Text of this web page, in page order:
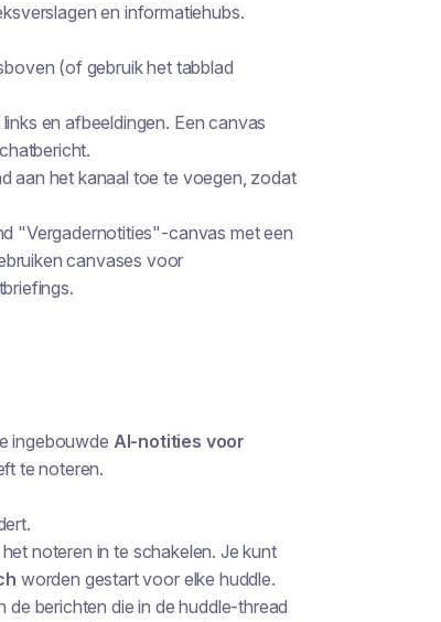
en informatiehubs.
(of gebruik het tabblad
en afbeeldingen. Een canvas
aan het kanaal toe te voegen, zodat
"Vergadernotities"-canvas met een
canvases voor
ingebouwde AI-notities voor
te noteren.
noteren in te schakelen. Je kunt
worden gestart voor elke huddle.
de berichten die in de huddle-thread